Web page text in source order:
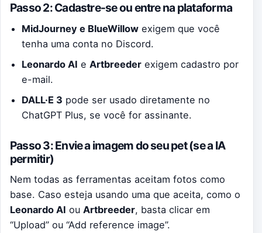
Passo 2: Cadastre-se ou entre na plataforma
MidJourney e BlueWillow exigem que você
tenha uma conta no Discord.
Leonardo AI eArtbreeder exigem cadastro por
e-mail.
DALL·E 3 pode ser usado diretamente no
ChatGPT Plus, se você for assinante.
Passo 3: Envie a imagem do seu pet (se a IA
permitir)
Nem todas as ferramentas aceitam fotos como
base. Caso esteja usando uma que aceita, como o
Leonardo AI ou Artbreeder, basta clicar em
“Upload” ou “Add reference image”.